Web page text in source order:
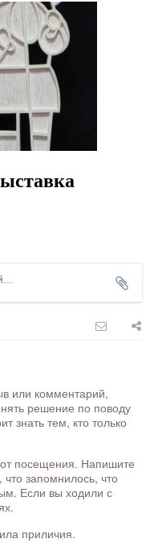
или комментарий,
решение по поводу
знать тем, кто только
посещения. Напишите
запомнилось, что
Если вы ходили с
приличия.